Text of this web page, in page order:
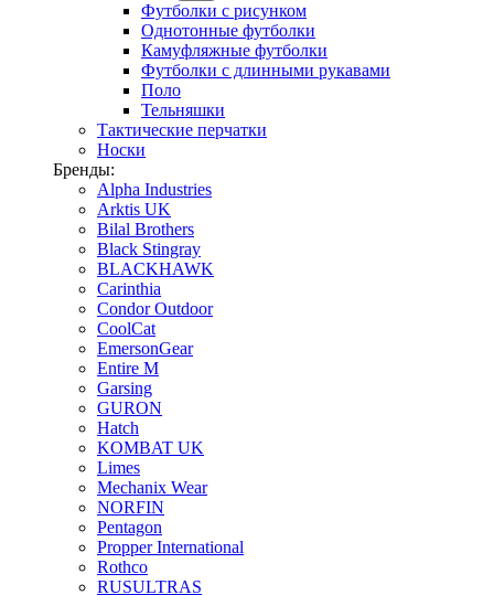
Футболки с рисунком
Однотонные футболки
Камуфляжные футболки
Футболки с длинными рукавами
Поло
Тельняшки
Тактические перчатки
Носки
Бренды:
Alpha Industries
Arktis UK
Bilal Brothers
Black Stingray
BLACKHAWK
Carinthia
Condor Outdoor
CoolCat
EmersonGear
Entire M
Garsing
GURON
Hatch
KOMBAT UK
Limes
Mechanix Wear
NORFIN
Pentagon
Propper International
Rothco
RUSULTRAS